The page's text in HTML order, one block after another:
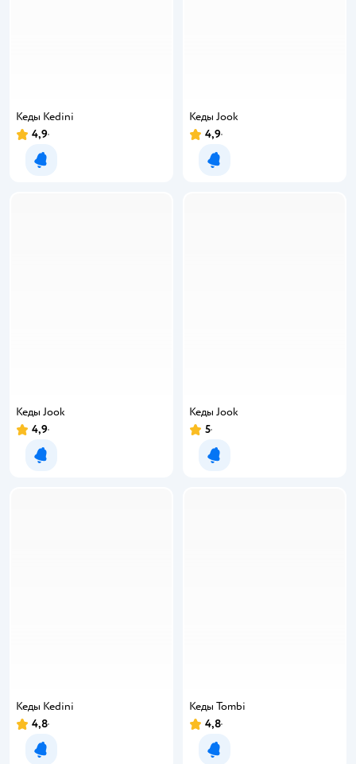
Кеды Kedini
4,9
Уведомить о появлении
Кеды Jook
4,9
Уведомить о появлении
Кеды Jook
4,9
Уведомить о появлении
Кеды Jook
5
Уведомить о появлении
Кеды Kedini
4,8
Уведомить о появлении
Кеды Tombi
4,8
Уведомить о появлении